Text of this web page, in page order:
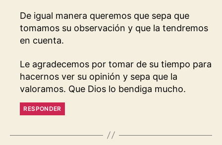
De igual manera queremos que sepa que
tomamos su observación y que la tendremos
en cuenta.
Le agradecemos por tomar de su tiempo para
hacernos ver su opinión y sepa que la
valoramos. Que Dios lo bendiga mucho.
RESPONDER